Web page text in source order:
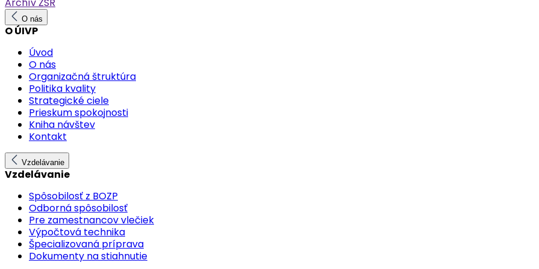
O nás
O ÚIVP
Úvod
O nás
Organizačná štruktúra
Politika kvality
Strategické ciele
Prieskum spokojnosti
Kniha návštev
Kontakt
Vzdelávanie
Vzdelávanie
Spôsobilosť z BOZP
Odborná spôsobilosť
Pre zamestnancov vlečiek
Výpočtová technika
Špecializovaná príprava
Dokumenty na stiahnutie